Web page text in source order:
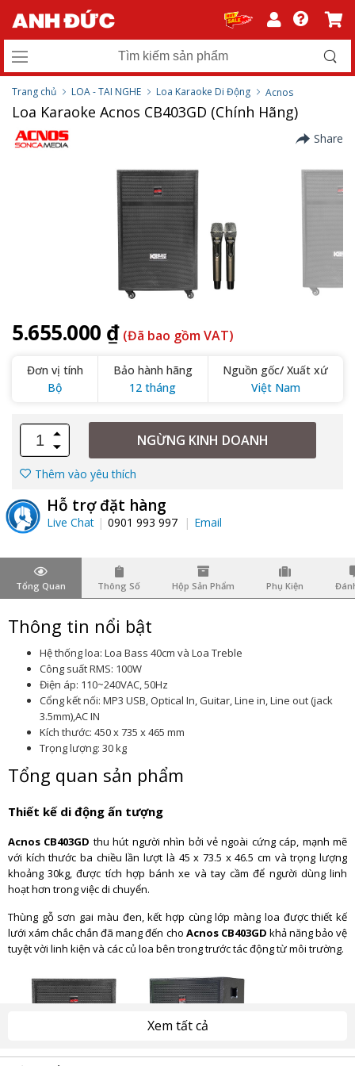
Trang chủ LOA - TAI NGHE Loa Karaoke Di Động Acnos
Loa Karaoke Acnos CB403GD (Chính Hãng)
Share
5.655.000 ₫ (Đã bao gồm VAT)
Đơn vị tính
Bộ
Bảo hành hãng
12 tháng
Nguồn gốc/ Xuất xứ
Việt Nam
NGỪNG KINH DOANH
Thêm vào yêu thích
Hỗ trợ đặt hàng
Live Chat 0901 993 997 Email
Tổng Quan Thông Số Hộp Sản Phẩm Phụ Kiện
Thông tin nổi bật
Hệ thống loa: Loa Bass 40cm và Loa Treble
Công suất RMS: 100W
Điện áp: 110~240VAC, 50Hz
Cổng kết nối: MP3 USB, Optical In, Guitar, Line in, Line out (jack
3.5mm),AC IN
Kích thước: 450 x 735 x 465 mm
Trọng lượng: 30 kg
Tổng quan sản phẩm
Thiết kế di động ấn tượng
Acnos CB403GD thu hút người nhìn bởi vẻ ngoài cứng cáp, mạnh mẽ
với kích thước ba chiều lần lượt là 45 x 73.5 x 46.5 cm và trọng lượng
khoảng 30kg, được tích hợp bánh xe và tay cầm để người dùng linh
hoạt hơn trong việc di chuyển.
Thùng gỗ sơn gai màu đen, kết hợp cùng lớp màng loa được thiết kế
lưới xám chắc chắn đã mang đến cho Acnos CB403GD khả năng bảo vệ
tuyệt vời linh kiện và các củ loa bên trong trước tác động từ môi trường.
Xem tất cả